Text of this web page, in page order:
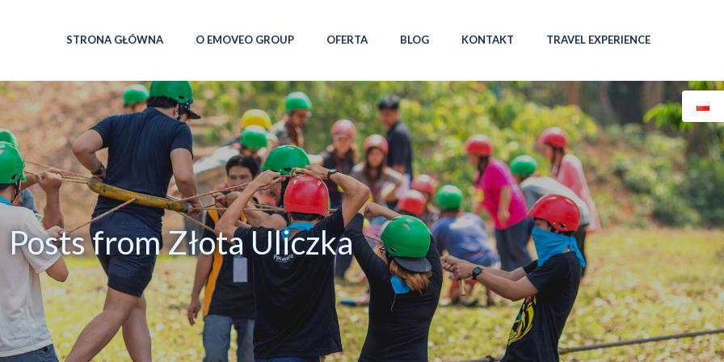
STRONA GŁÓWNA O EMOVEO GROUP OFERTA BLOG KONTAKT TRAVEL EXPERIENCE
Posts from Złota Uliczka